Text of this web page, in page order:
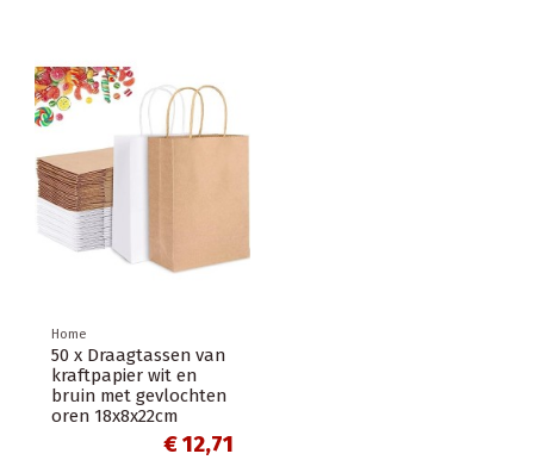
Home
50 x Draagtassen van
kraftpapier wit en
bruin met gevlochten
oren 18x8x22cm
€ 12,71